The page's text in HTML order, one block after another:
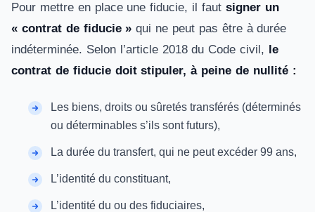
Pour mettre en place une fiducie, il faut signer un
« contrat de fiducie » qui ne peut pas être à durée
indéterminée. Selon l’article 2018 du Code civil, le
contrat de fiducie doit stipuler, à peine de nullité :
Les biens, droits ou sûretés transférés (déterminés
ou déterminables s’ils sont futurs),
La durée du transfert, qui ne peut excéder 99 ans,
L’identité du constituant,
L’identité du ou des fiduciaires,